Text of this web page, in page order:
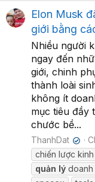
Elon Musk
giới bằng
Nhiều người
ngay đến
giới, chinh
thành loài
không ít
mục tiêu đầy
chước bề...
ThanhDat ✔
chiến lược
quản lý doanh